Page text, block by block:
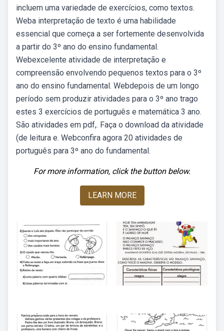
incluem uma variedade de exercícios, como textos.
Weba interpretação de texto é uma habilidade
essencial que começa a ser fortemente desenvolvida
a partir do 3º ano do ensino fundamental.
Webexcelente atividade de interpretação e
compreensão envolvendo pequenos textos para o 3º
ano do ensino fundamental. Webdepois de um longo
período sem produzir atividades para o 3º ano trago
estes 3 exercícios de português e matemática 3 ano.
São atividades em pdf,. Faça o download da atividade
(de leitura e. Webconfira agora 20 atividades de
português para 3º ano do fundamental.
For more information, click the button below.
LEARN MORE